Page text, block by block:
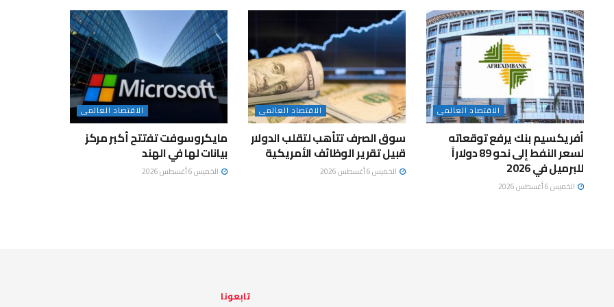
الاقتصاد العالمى
أفريكسيم بنك يرفع توقعاته
لسعر النفط إلى نحو 89 دولاراً
للبرميل في 2026
الخميس 6 أغسطس 2026
الاقتصاد العالمى
سوق الصرف تتأهب لتقلب الدولار
قبيل تقرير الوظائف الأمريكية
الخميس 6 أغسطس 2026
الاقتصاد العالمى
مايكروسوفت تفتتح أكبر مركز
بيانات لها في الهند
الخميس 6 أغسطس 2026
تابعونا